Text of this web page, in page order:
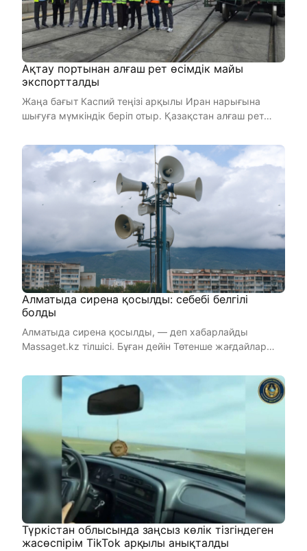
Ақтау портынан алғаш рет өсімдік майы
экспортталды
Жаңа бағыт Каспий теңізі арқылы Иран нарығына
шығуға мүмкіндік беріп отыр. Қазақстан алғаш рет
Алматыда сирена қосылды: себебі белгілі
болды
Алматыда сирена қосылды, — деп хабарлайды
Massaget.kz тілшісі. Бұған дейін Төтенше жағдайлар
Түркістан облысында заңсыз көлік тізгіндеген
жасөспірім TikTok арқылы анықталды